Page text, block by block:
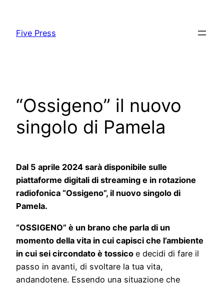
content
Five Press
“Ossigeno” il nuovo
singolo di Pamela
Dal 5 aprile 2024 sarà disponibile sulle
piattaforme digitali di streaming e in rotazione
radiofonica “Ossigeno”, il nuovo singolo di
Pamela.
“OSSIGENO” è un brano che parla di un
momento della vita in cui capisci che l’ambiente
in cui sei circondato è tossico e decidi di fare il
passo in avanti, di svoltare la tua vita,
andandotene. Essendo una situazione che